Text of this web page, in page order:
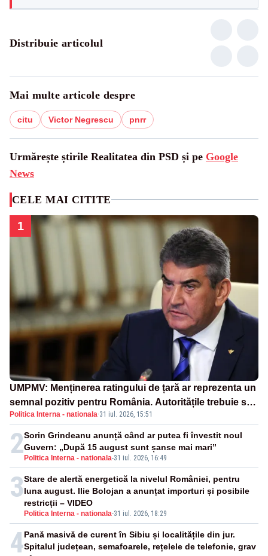
Distribuie articolul
Mai multe articole despre
citu Victor Negrescu pnrr
Urmărește știrile Realitatea din PSD și pe Google
News
CELE MAI CITITE
1
UMPMV: Menținerea ratingului de țară ar reprezenta un
semnal pozitiv pentru România. Autoritățile trebuie să
continue consolidarea stabilității economice și
financiare
Politica Interna - nationala·31 iul. 2026, 15:51
2 Politica Interna - nationala-31 iul. 2026, 16:49
Sorin Grindeanu anunță când ar putea fi învestit noul
Guvern: „După 15 august sunt șanse mai mari”
3
Politica Interna - nationala-31 iul. 2026, 18:29
Stare de alertă energetică la nivelul României, pentru
luna august. Ilie Bolojan a anunțat importuri și posibile
restricții – VIDEO
4Pană masivă de curent în Sibiu și localitățile din jur.
Spitalul județean, semafoarele, rețelele de telefonie, grav